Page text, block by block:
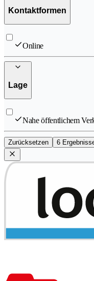
Kontaktformen
Online
Lage
Nahe öffentlichem
Zurücksetzen 6